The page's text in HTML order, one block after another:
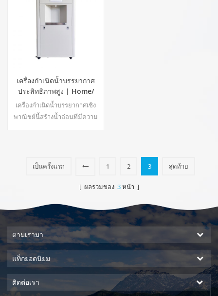
เครื่องกำเนิดน้ำบรรยากาศ
ประสิทธิภาพสูง | Home/
อุปกรณ์เชิงพาณิชย์เป็นมิตร
กับสิ่งแวดล้อม | อีเอ-60อี
เครื่องกำเนิดน้ำบรรยากาศเชิง
พาณิชย์นี้สร้างน้ำอ่อนที่มีความ
เป็นครั้งแรก 1 2 3 สุดท้าย
[ ผลรวมของ 3หน้า ]
ตามเรามา
แท็กยอดนิยม
ติดต่อเรา